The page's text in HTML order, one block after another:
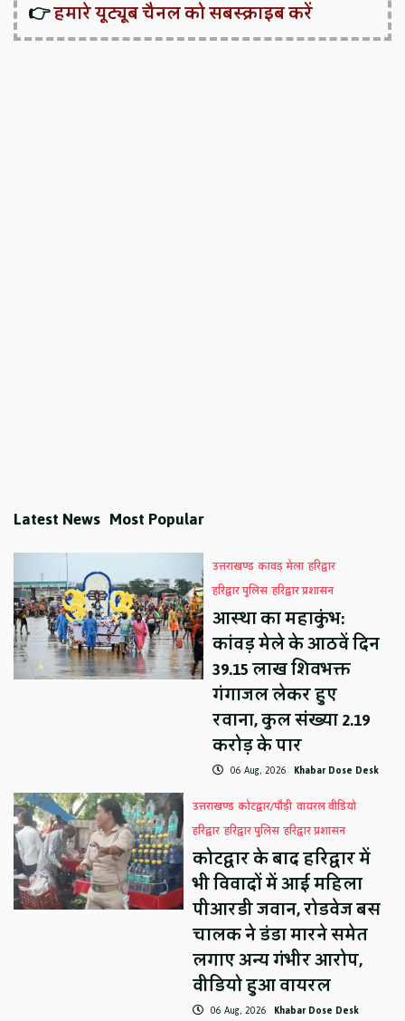
👉हमारे यूट्यूब चैनल को सबस्क्राइब करें
Latest News Most Popular
उत्तराखण्ड कावड़ मेला हरिद्वार
हरिद्वार पुलिस हरिद्वार प्रशासन
आस्था का महाकुंभ:
कांवड़ मेले के आठवें दिन
39.15 लाख शिवभक्त
गंगाजल लेकर हुए
रवाना, कुल संख्या 2.19
करोड़ के पार
06 Aug, 2026 Khabar Dose Desk
उत्तराखण्ड कोटद्वार/पौड़ी वायरल वीडियो
हरिद्वार हरिद्वार पुलिस हरिद्वार प्रशासन
कोटद्वार के बाद हरिद्वार में
भी विवादों में आई महिला
पीआरडी जवान, रोडवेज बस
चालक ने डंडा मारने समेत
लगाए अन्य गंभीर आरोप,
वीडियो हुआ वायरल
06 Aug, 2026 Khabar Dose Desk